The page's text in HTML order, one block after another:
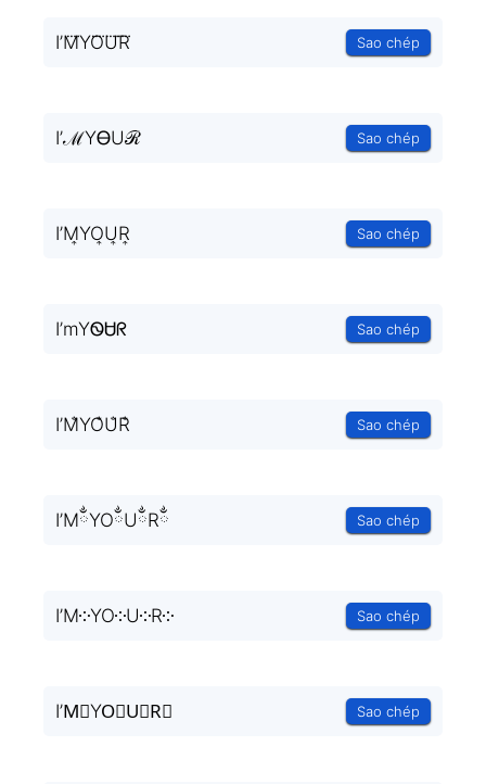
I’M⃜YO⃜U⃜R⃜ Sao chép
I’ℳYᎾUℛ Sao chép
I’M͎YO͎U͎R͎ Sao chép
I’mYᏫᏌᖇ Sao chép
I’M̐YO̐U̐R̐ Sao chép
I’MྂYOྂUྂRྂ Sao chép
I’M༶YO༶U༶R༶ Sao chép
I’M⃒YO⃒U⃒R⃒ Sao chép